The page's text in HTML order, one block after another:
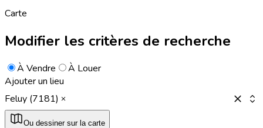
Carte
Modifier les critères de recherche
À Vendre
À Louer
Ajouter un lieu
Feluy (7181)
Ou dessiner sur la carte